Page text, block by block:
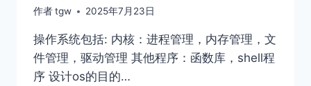
作者tgw 2025年7月23日
操作系统包括: 内核：进程管理，内存管理，文
件管理，驱动管理 其他程序：函数库，shell程
序 设计os的目的…